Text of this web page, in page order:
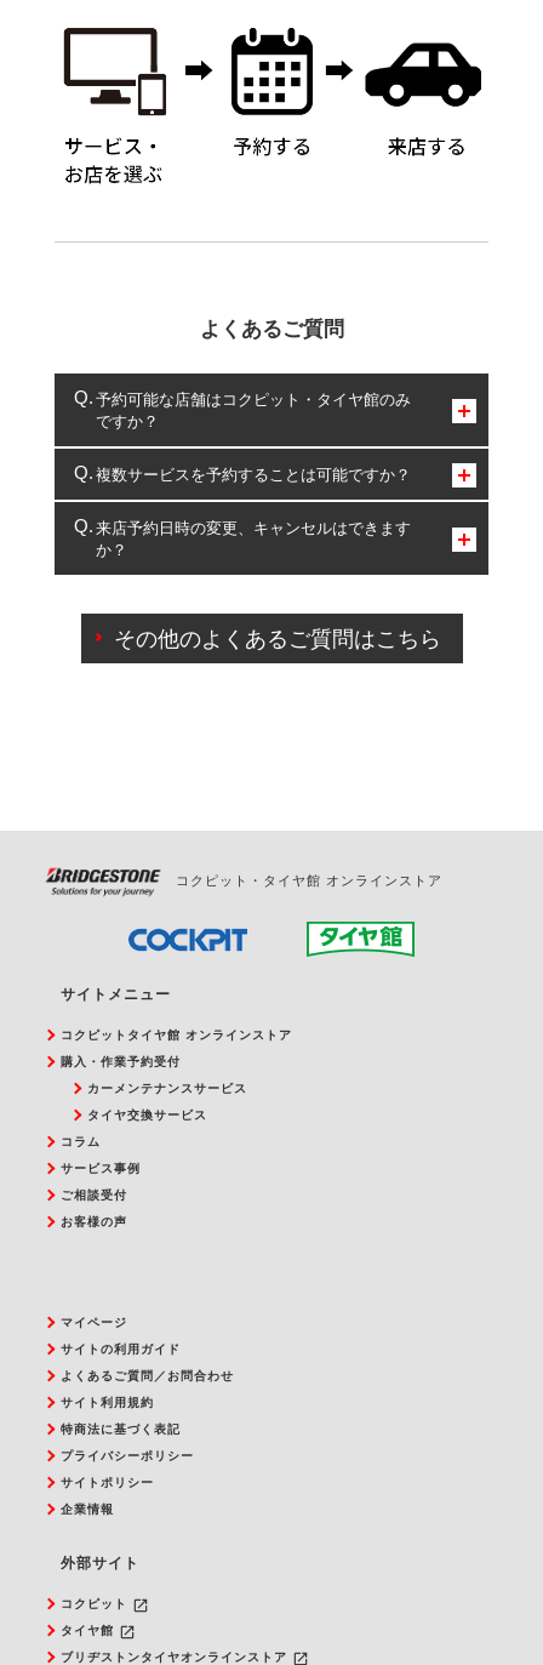
よくあるご質問
予約可能な店舗はコクピット・タイヤ館のみ
ですか？
コクピット・タイヤ館のみとなります。
複数サービスを予約することは可能ですか？
複数サービスのご予約は可能です。
一部の商品・サービスの組み合わせに限り、同時にご予約が
出来ないものもございます。
来店予約日時の変更、キャンセルはできます
か？
ご来店予約日の3営業日前を過ぎている場合のご予約
の日時変更につきましては、直接ご予約の店舗まで
その他のよくあるご質問はこちら
コクピット・タイヤ館 オンラインストア
サイトメニュー
コクピットタイヤ館 オンラインストア
購入・作業予約受付
カーメンテナンスサービス
タイヤ交換サービス
コラム
サービス事例
ご相談受付
お客様の声
マイページ
サイトの利用ガイド
よくあるご質問／お問合わせ
サイト利用規約
特商法に基づく表記
プライバシーポリシー
サイトポリシー
企業情報
外部サイト
コクピット launch
タイヤ館 launch
ブリヂストンタイヤオンラインストア launch